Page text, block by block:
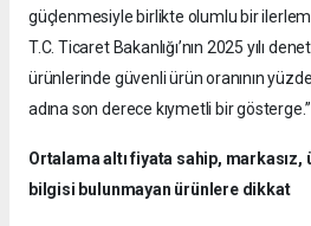
güçlenmesiyle birlikte olumlu bir
T.C. Ticaret Bakanlığı’nın 2025 yılı
ürünlerinde güvenli ürün oranının
adına son derece kıymetli bir gösterge.”
Ortalama altı fiyata sahip, markasız,
bilgisi bulunmayan ürünlere dikkat